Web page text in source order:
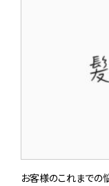
お客様のこれまでの